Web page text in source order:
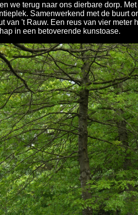
we terug naar ons dierbare dorp.
Samenwerkend met de buurt
van 't Rauw. Een reus van vier
in een betoverende kunstoase.